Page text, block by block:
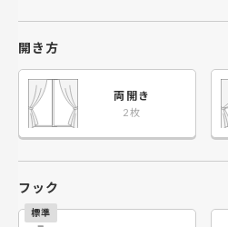
開き方
両開き
フック